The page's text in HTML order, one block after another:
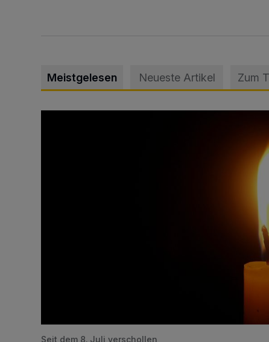
Meistgelesen Neueste Artikel Zum
Seit dem 8. Juli verschollen